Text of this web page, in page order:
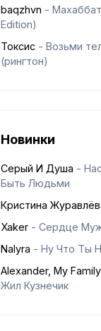
baqzhvn -
Edition)
Токсис - Возьми
(рингтон)
Новинки
Серый И Душа -
Быть Людьми
Кристина
Xaker - Сердце
Nalyra - Ну Что Ты
Alexander, My Family
Жил Кузнечик